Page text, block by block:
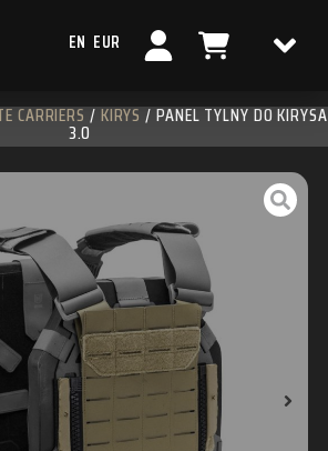
EN EUR
CARRIERS/KIRYS/ PANEL TYLNY DO KIRYSA
3.0